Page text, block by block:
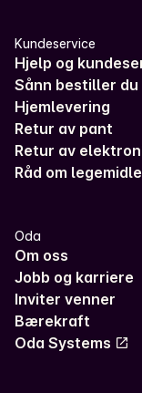
Kundeservice
Hjelp og
Sånn bestiller du
Hjemlevering
Retur av pant
Retur av
Råd om
Oda
Om oss
Jobb og karriere
Inviter venner
Bærekraft
Oda Systems